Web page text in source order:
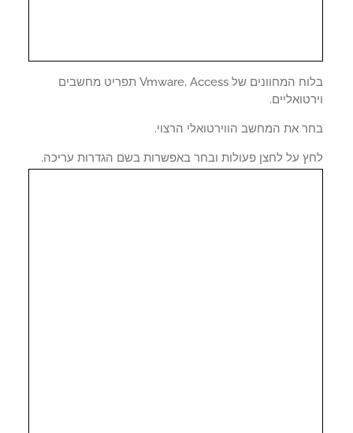
בלוח המחוונים של Vmware, Access תפריט מחשבים
את המחשב הווירטואלי הרצוי.
על לחצן פעולות ובחר באפשרות בשם הגדרות עריכה.